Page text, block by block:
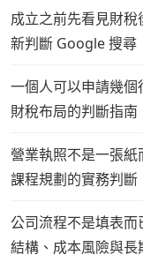
成立之前先看見財
新判斷 Google 搜尋
一個人可以申請幾
財稅布局的判斷指南
營業執照不是一張
課程規劃的實務判斷
公司流程不是填表
結構、成本風險與長